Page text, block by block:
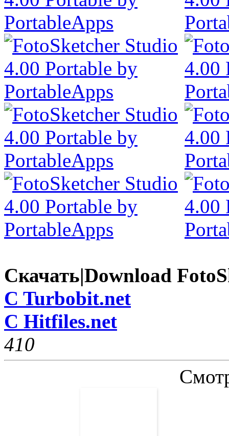
Скачать|Download
C Turbobit.net
C Hitfiles.net
410